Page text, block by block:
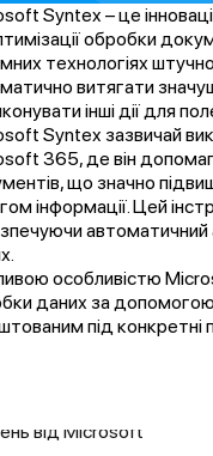
Syntex – це
обробки
технологіях
витягати
інші дії для
Syntex зазвичай
365, де він
що значно
інформації. Цей
автоматичний
особливістю
даних за
під конкретні
від Microsoft